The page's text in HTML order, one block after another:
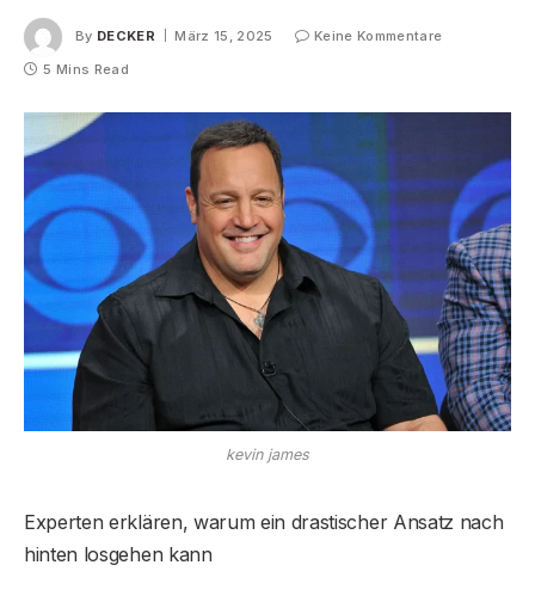
By DECKER März 15, 2025
Keine Kommentare
5 Mins Read
kevin james
Experten erklären, warum ein drastischer Ansatz nach
hinten losgehen kann